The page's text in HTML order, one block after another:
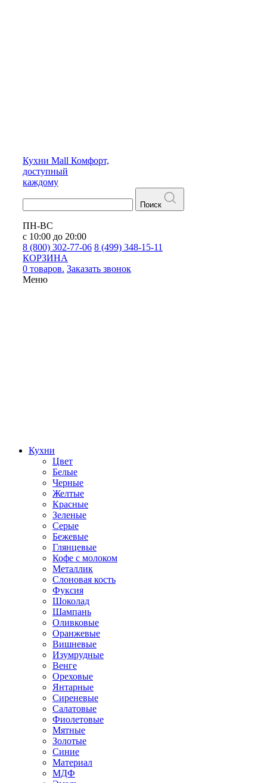
Кухни Mall Комфорт,
доступный
каждому
Поиск
ПН-ВС
с 10:00 до 20:00
8 (800) 302-77-06 8 (499) 348-15-11
КОРЗИНА
0 товаров. Заказать звонок
Меню
Кухни
Цвет
Белые
Черные
Желтые
Красные
Зеленые
Серые
Бежевые
Глянцевые
Кофе с молоком
Металлик
Слоновая кость
Фуксия
Шоколад
Шампань
Оливковые
Оранжевые
Вишневые
Изумрудные
Венге
Ореховые
Янтарные
Сиреневые
Салатовые
Фиолетовые
Мятные
Золотые
Синие
Материал
МДФ